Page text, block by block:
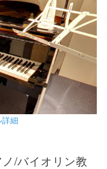
細
/バイオリン教